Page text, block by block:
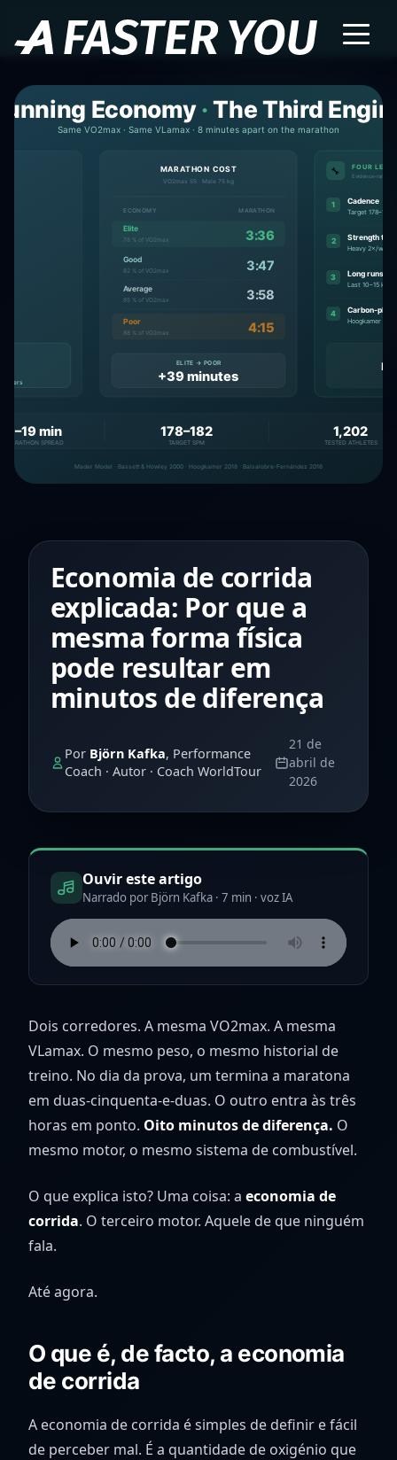
Economia de corrida
explicada: Por que a
mesma forma física
pode resultar em
minutos de diferença
Por Björn Kafka, Performance
Coach · Autor · Coach WorldTour
21 de
abril de
2026
Ouvir este artigo
Narrado por Björn Kafka · 7 min · voz IA
Dois corredores. A mesma VO2max. A mesma
VLamax. O mesmo peso, o mesmo historial de
treino. No dia da prova, um termina a maratona
em duas-cinquenta-e-duas. O outro entra às três
horas em ponto. Oito minutos de diferença. O
mesmo motor, o mesmo sistema de combustível.
O que explica isto? Uma coisa: a economia de
corrida. O terceiro motor. Aquele de que ninguém
fala.
Até agora.
O que é, de facto, a economia
de corrida
A economia de corrida é simples de definir e fácil
de perceber mal. É a quantidade de oxigénio que